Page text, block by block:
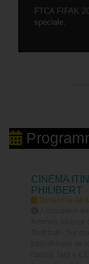
FTCA FIFAK
spéciale.
CINÉMA
PHILIBERT
Dimanche 08